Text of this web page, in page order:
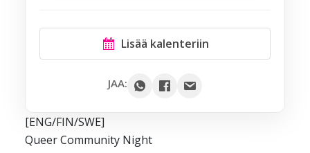
[ENG/FIN/SWE]
Queer Community Night
Lisää kalenteriin
JAA: